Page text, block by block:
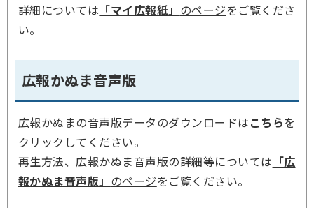
詳細については 「マイ広報紙」 のページをご覧くださ
い。
広報かぬま音声版
広報かぬまの音声版データのダウンロードはこちらを
クリックしてください。
再生方法、広報かぬま音声版の詳細等については 「広
報かぬま音声版」 のページをご覧ください。